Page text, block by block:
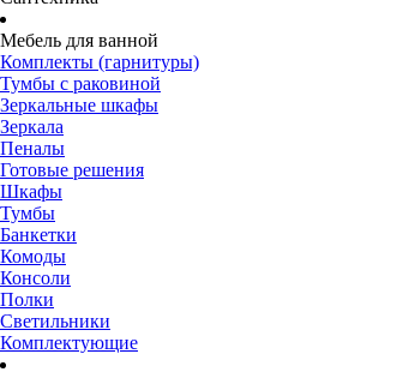
Мебель для ванной
Комплекты (гарнитуры)
Тумбы с раковиной
Зеркальные шкафы
Зеркала
Пеналы
Готовые решения
Шкафы
Тумбы
Банкетки
Комоды
Консоли
Полки
Светильники
Комплектующие